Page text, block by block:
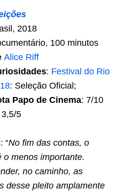
2018
100 minutos
Alice Riff
: Festival do Rio
: Seleção Oficial;
Papo de Cinema: 7/10
3,5/5
: “No fim das contas, o
menos importante.
no caminho, as
desse pleito amplamente